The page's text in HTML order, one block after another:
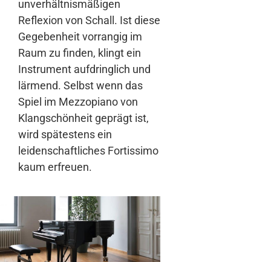
unverhältnismäßigen
Reflexion von Schall. Ist diese
Gegebenheit vorrangig im
Raum zu finden, klingt ein
Instrument aufdringlich und
lärmend. Selbst wenn das
Spiel im Mezzopiano von
Klangschönheit geprägt ist,
wird spätestens ein
leidenschaftliches Fortissimo
kaum erfreuen.